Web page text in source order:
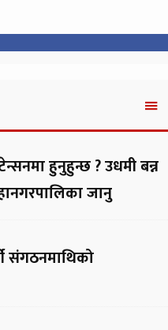
हुनुहुन्छ ? उधमी बन्न
जानु
संगठनमाथिको